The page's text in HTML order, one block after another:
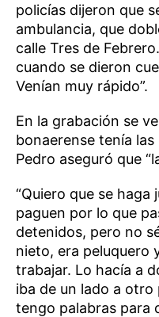
policías dijeron que
ambulancia, que
calle Tres de
cuando se dieron
Venían muy rápido”.
En la grabación se
bonaerense tenía
Pedro aseguró que
“Quiero que se haga
paguen por lo que
detenidos, pero no
nieto, era peluquero
trabajar. Lo hacía a
iba de un lado a
tengo palabras para